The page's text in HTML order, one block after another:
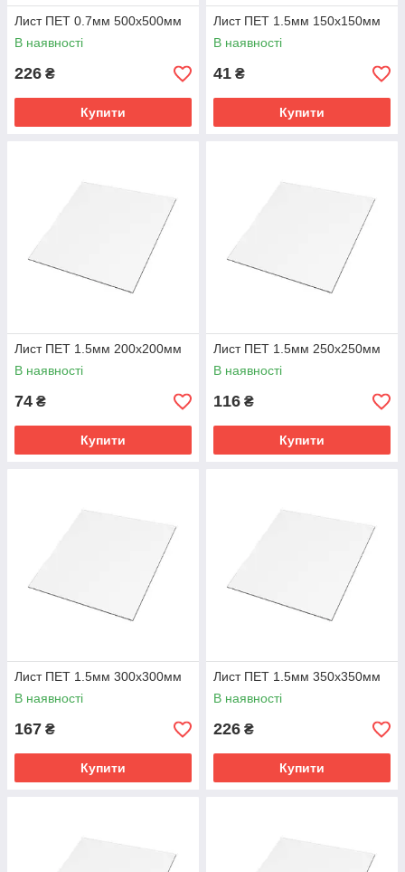
Лист ПЕТ 0.7мм 500х500мм
В наявності
226 ₴
Купити
Лист ПЕТ 1.5мм 150х150мм
В наявності
41 ₴
Купити
Лист ПЕТ 1.5мм 200х200мм
В наявності
74 ₴
Купити
Лист ПЕТ 1.5мм 250х250мм
В наявності
116 ₴
Купити
Лист ПЕТ 1.5мм 300х300мм
В наявності
167 ₴
Купити
Лист ПЕТ 1.5мм 350х350мм
В наявності
226 ₴
Купити